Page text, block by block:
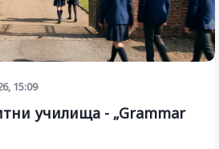
15:09
училища - „Grammar